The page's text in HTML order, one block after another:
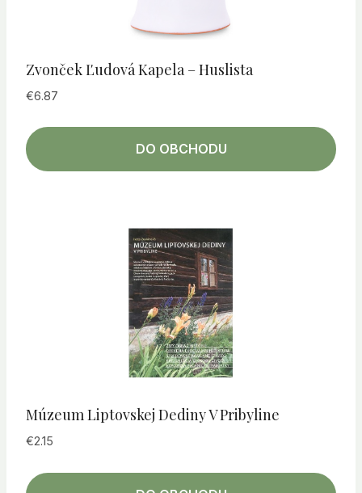
Zvonček Ľudová Kapela – Huslista
€6.87
DO OBCHODU
Múzeum Liptovskej Dediny V Pribyline
€2.15